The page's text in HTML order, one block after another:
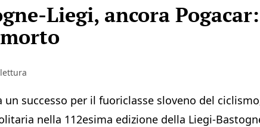
Liegi, ancora
un successo per il fuoriclasse sloveno del
nella 112esima edizione della Liegi-